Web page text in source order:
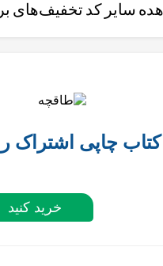
سایر کد تخفیف‌های
کتاب چاپی اشتراک
خرید کنید